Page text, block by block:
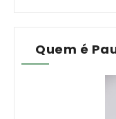
Quem é